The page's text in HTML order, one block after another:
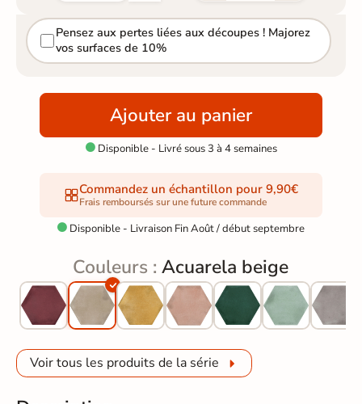
Pensez aux pertes liées aux découpes ! Majorez
vos surfaces de 10%
Ajouter au panier
Disponible - Livré sous 3 à 4 semaines
Commandez un échantillon pour 9,90€
Frais remboursés sur une future commande
 Disponible - Livraison Fin Août / début septembre
Couleurs :Acuarela beige
Voir tous les produits de la série